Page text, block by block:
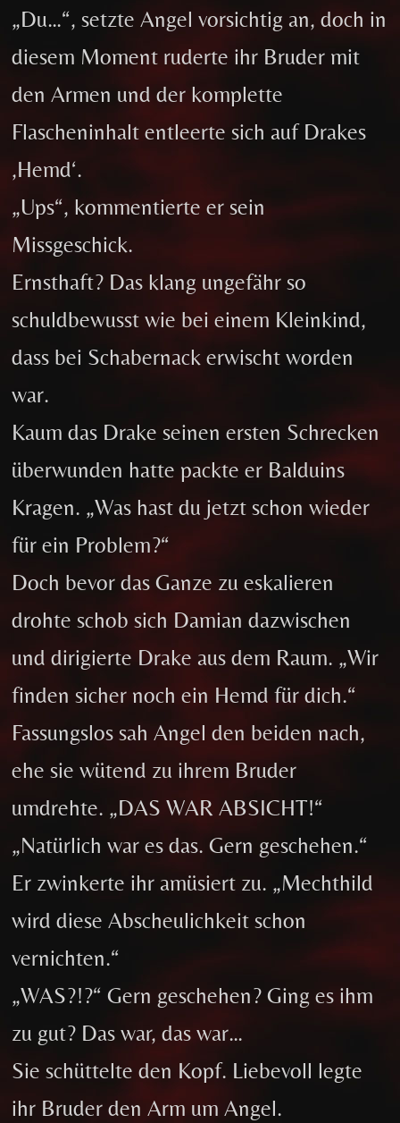
„Du…“, setzte Angel vorsichtig an, doch in
diesem Moment ruderte ihr Bruder mit
den Armen und der komplette
Flascheninhalt entleerte sich auf Drakes
‚Hemd‘.
„Ups“, kommentierte er sein
Missgeschick.
Ernsthaft? Das klang ungefähr so
schuldbewusst wie bei einem Kleinkind,
dass bei Schabernack erwischt worden
war.
Kaum das Drake seinen ersten Schrecken
überwunden hatte packte er Balduins
Kragen. „Was hast du jetzt schon wieder
für ein Problem?“
Doch bevor das Ganze zu eskalieren
drohte schob sich Damian dazwischen
und dirigierte Drake aus dem Raum. „Wir
finden sicher noch ein Hemd für dich.“
Fassungslos sah Angel den beiden nach,
ehe sie wütend zu ihrem Bruder
umdrehte. „DAS WAR ABSICHT!“
„Natürlich war es das. Gern geschehen.“
Er zwinkerte ihr amüsiert zu. „Mechthild
wird diese Abscheulichkeit schon
vernichten.“
„WAS?!?“ Gern geschehen? Ging es ihm
zu gut? Das war, das war…
Sie schüttelte den Kopf. Liebevoll legte
ihr Bruder den Arm um Angel.